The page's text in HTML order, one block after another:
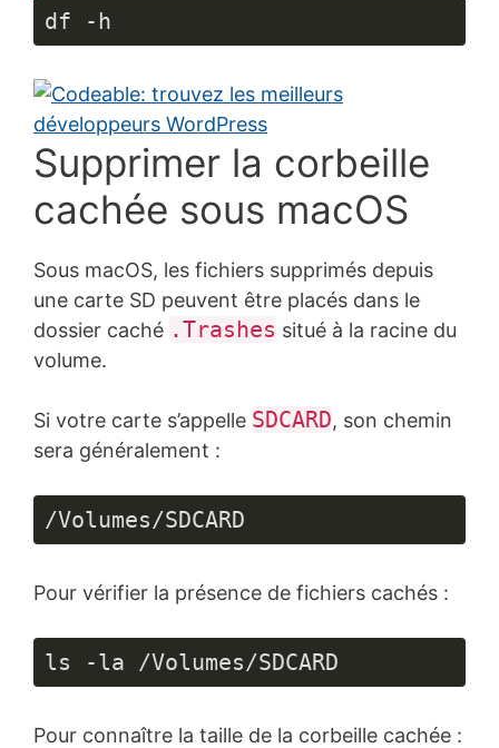
df -h
Supprimer la corbeille
cachée sous macOS
Sous macOS, les fichiers supprimés depuis
une carte SD peuvent être placés dans le
dossier caché .Trashes situé à la racine du
volume.
Si votre carte s’appelle SDCARD, son chemin
sera généralement :
/Volumes/SDCARD
Pour vérifier la présence de fichiers cachés :
ls -la /Volumes/SDCARD
Pour connaître la taille de la corbeille cachée :